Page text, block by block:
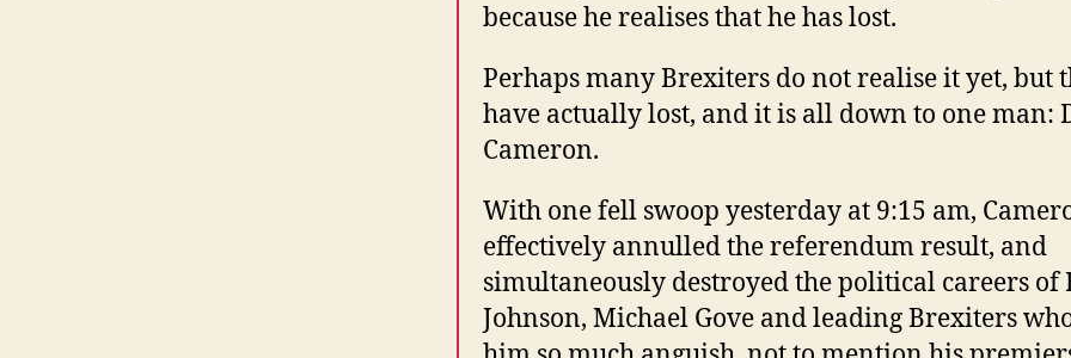
because he realises that he has lost.
Perhaps many Brexiters do not realise it yet, but
have actually lost, and it is all down to one man:
Cameron.
With one fell swoop yesterday at 9:15 am,
effectively annulled the referendum result, and
simultaneously destroyed the political careers of
Johnson, Michael Gove and leading Brexiters